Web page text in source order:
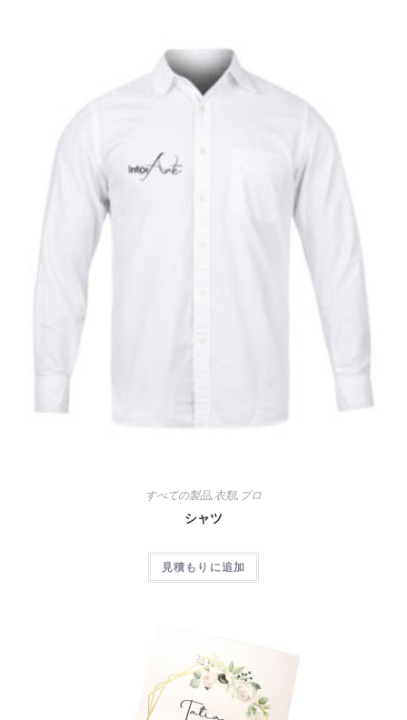
すべての製品 衣類, プロ
シャツ
見積もりに追加